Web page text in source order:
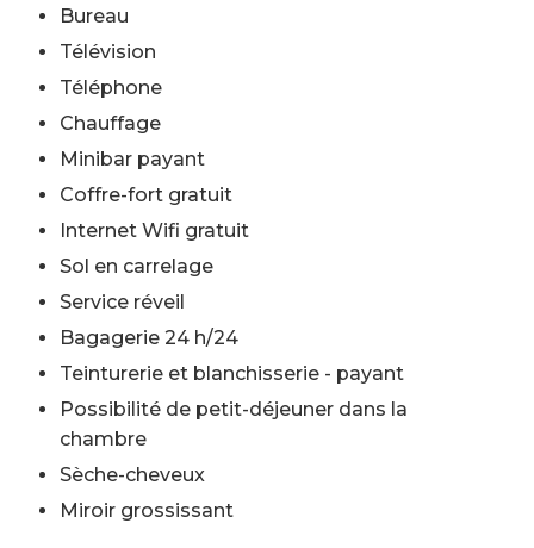
Bureau
Télévision
Téléphone
Chauffage
Minibar payant
Coffre-fort gratuit
Internet Wifi gratuit
Sol en carrelage
Service réveil
Bagagerie 24 h/24
Teinturerie et blanchisserie - payant
Possibilité de petit-déjeuner dans la
chambre
Sèche-cheveux
Miroir grossissant